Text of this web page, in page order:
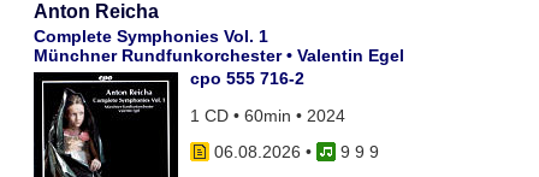
Anton Reicha
Complete Symphonies Vol. 1
Münchner Rundfunkorchester • Valentin Egel
cpo 555 716-2
1 CD • 60min • 2024
06.08.2026 •
9 9 9